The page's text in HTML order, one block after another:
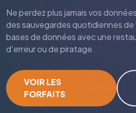
Ne perdez plus jamais vos
des sauvegardes quotidiennes
bases de données avec une
d'erreur ou de piratage.
VOIR LES
FORFAITS